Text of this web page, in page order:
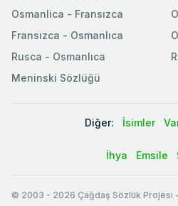
Osmanlica - Fransızca
Fransızca - Osmanlıca
Rusca - Osmanlıca
Meninski Sözlüğü
Diğer: İsimler
İhya Emsile
© 2003 - 2026 Çağdaş Sözlük Projesi